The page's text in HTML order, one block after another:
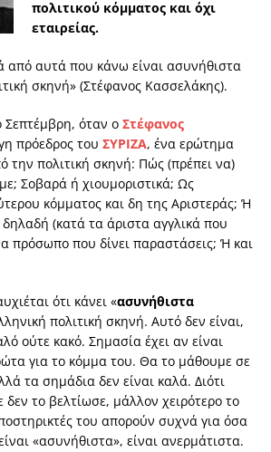
πολιτικού κόμματος και όχι
εταιρείας.
από αυτά που κάνω είναι ασυνήθιστα
σκηνή» (Στέφανος Κασσελάκης).
όταν ο Στέφανος
πρόεδρος του ΣΥΡΙΖΑ, ένα ερώτημα
την πολιτική σκηνή: Πώς (πρέπει να)
Σοβαρά ή χιουμοριστικά; Ως
κόμματος και δη της Αριστεράς; Ή
(κατά τα άριστα αγγλικά που
πρόσωπο που δίνει παραστάσεις; Ή και
ότι κάνει «ασυνήθιστα
πολιτική σκηνή. Αυτό δεν είναι,
ούτε κακό. Σημασία έχει αν είναι
για το κόμμα του. Θα το μάθουμε σε
τα σημάδια δεν είναι καλά. Διότι
το βελτίωσε, μάλλον χειρότερο το
του απορούν συχνά για όσα
«ασυνήθιστα», είναι ανερμάτιστα.